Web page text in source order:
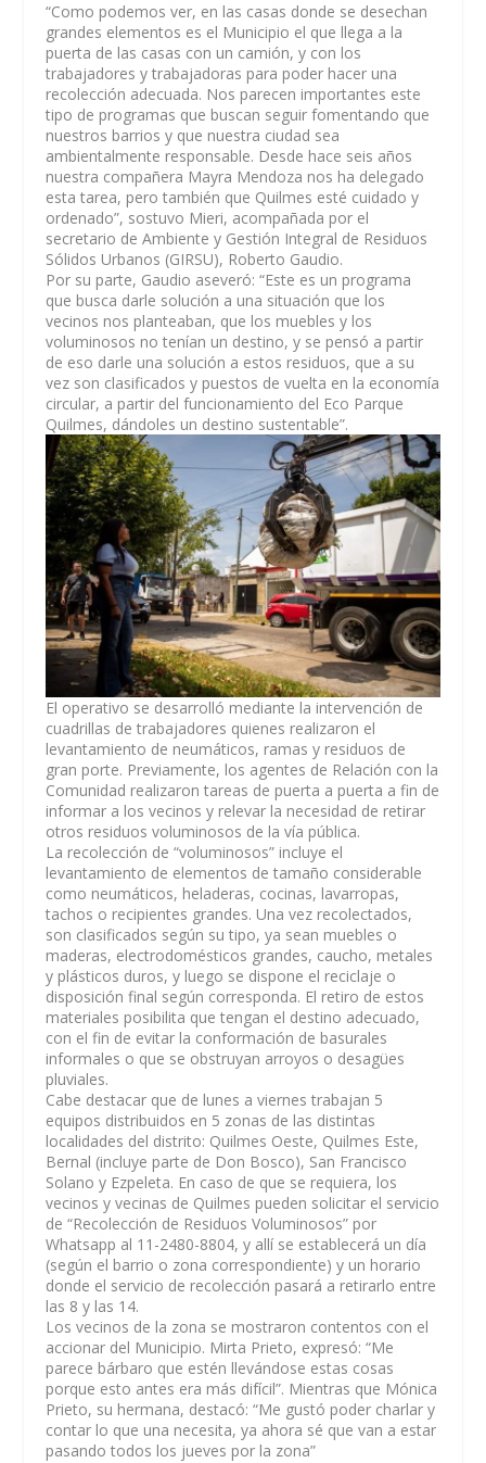
“Como podemos ver, en las casas donde se desechan
grandes elementos es el Municipio el que llega a la
puerta de las casas con un camión, y con los
trabajadores y trabajadoras para poder hacer una
recolección adecuada. Nos parecen importantes este
tipo de programas que buscan seguir fomentando que
nuestros barrios y que nuestra ciudad sea
ambientalmente responsable. Desde hace seis años
nuestra compañera Mayra Mendoza nos ha delegado
esta tarea, pero también que Quilmes esté cuidado y
ordenado”, sostuvo Mieri, acompañada por el
secretario de Ambiente y Gestión Integral de Residuos
Sólidos Urbanos (GIRSU), Roberto Gaudio.
Por su parte, Gaudio aseveró: “Este es un programa
que busca darle solución a una situación que los
vecinos nos planteaban, que los muebles y los
voluminosos no tenían un destino, y se pensó a partir
de eso darle una solución a estos residuos, que a su
vez son clasificados y puestos de vuelta en la economía
circular, a partir del funcionamiento del Eco Parque
Quilmes, dándoles un destino sustentable”.
El operativo se desarrolló mediante la intervención de
cuadrillas de trabajadores quienes realizaron el
levantamiento de neumáticos, ramas y residuos de
gran porte. Previamente, los agentes de Relación con la
Comunidad realizaron tareas de puerta a puerta a fin de
informar a los vecinos y relevar la necesidad de retirar
otros residuos voluminosos de la vía pública.
La recolección de “voluminosos” incluye el
levantamiento de elementos de tamaño considerable
como neumáticos, heladeras, cocinas, lavarropas,
tachos o recipientes grandes. Una vez recolectados,
son clasificados según su tipo, ya sean muebles o
maderas, electrodomésticos grandes, caucho, metales
y plásticos duros, y luego se dispone el reciclaje o
disposición final según corresponda. El retiro de estos
materiales posibilita que tengan el destino adecuado,
con el fin de evitar la conformación de basurales
informales o que se obstruyan arroyos o desagües
pluviales.
Cabe destacar que de lunes a viernes trabajan 5
equipos distribuidos en 5 zonas de las distintas
localidades del distrito: Quilmes Oeste, Quilmes Este,
Bernal (incluye parte de Don Bosco), San Francisco
Solano y Ezpeleta. En caso de que se requiera, los
vecinos y vecinas de Quilmes pueden solicitar el servicio
de “Recolección de Residuos Voluminosos” por
Whatsapp al 11-2480-8804, y allí se establecerá un día
(según el barrio o zona correspondiente) y un horario
donde el servicio de recolección pasará a retirarlo entre
las 8 y las 14.
Los vecinos de la zona se mostraron contentos con el
accionar del Municipio. Mirta Prieto, expresó: “Me
parece bárbaro que estén llevándose estas cosas
porque esto antes era más difícil”. Mientras que Mónica
Prieto, su hermana, destacó: “Me gustó poder charlar y
contar lo que una necesita, ya ahora sé que van a estar
pasando todos los jueves por la zona”